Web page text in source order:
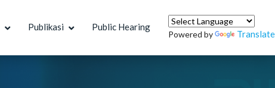
Publikasi Public Hearing
Powered by Translate